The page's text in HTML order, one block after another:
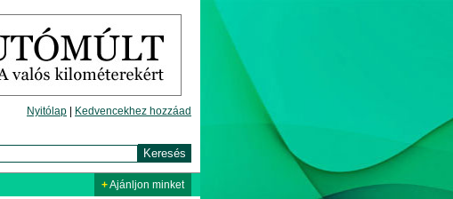
Nyitólap Kedvencekhez hozzáad
+Ajánljon minket